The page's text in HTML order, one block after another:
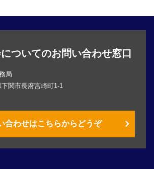
ついてのお問い合わせ窓口
局
関市長府宮崎町1-1
合わせはこちらからどうぞ